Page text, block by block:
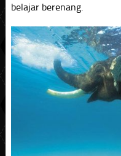
belajar berenang.